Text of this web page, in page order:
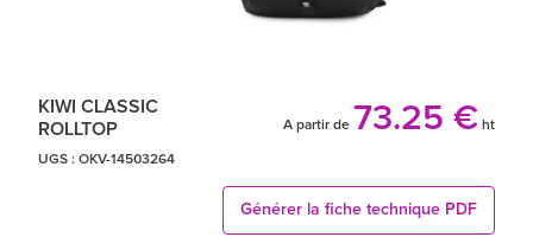
KIWI CLASSIC
ROLLTOP
A partir de 73.25 € ht
UGS : OKV-14503264
Générer la fiche technique PDF